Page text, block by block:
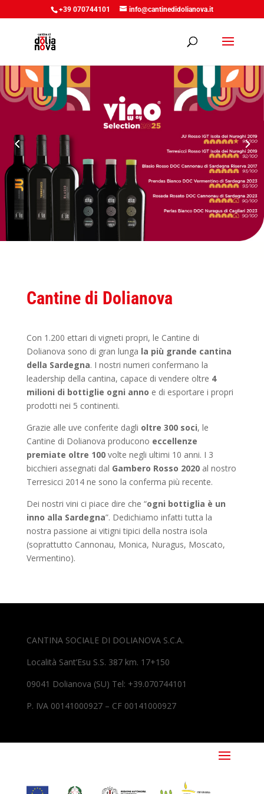
+39 070744101 info@cantinedidolianova.it
Cantine di Dolianova
Con 1.200 ettari di vigneti propri, le Cantine di
Dolianova sono di gran lunga la più grande cantina
della Sardegna. I nostri numeri confermano la
leadership della cantina, capace di vendere oltre 4
milioni di bottiglie ogni anno e di esportare i propri
prodotti nei 5 continenti.
Grazie alle uve conferite dagli oltre 300 soci, le
Cantine di Dolianova producono eccellenze
premiate oltre 100volte negli ultimi 10 anni. I 3
bicchieri assegnati dal Gambero Rosso 2020al nostro
Terresicci 2014 ne sono la conferma più recente.
Dei nostri vini ci piace dire che “ogni bottiglia è un
inno alla Sardegna”. Dedichiamo infatti tutta la
nostra passione ai vitigni tipici della nostra isola
(soprattutto Cannonau, Monica, Nuragus, Moscato,
Vermentino).
CANTINA SOCIALE DI DOLIANOVA S.C.A.
Località Sant’Esu S.S. 387 km. 17+150
09041 Dolianova (SU) Tel: +39.070744101
P. IVA 00141000927 – CF 00141000927